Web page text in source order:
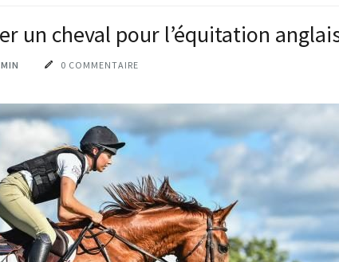
un cheval pour l’équitation
0 COMMENTAIRE